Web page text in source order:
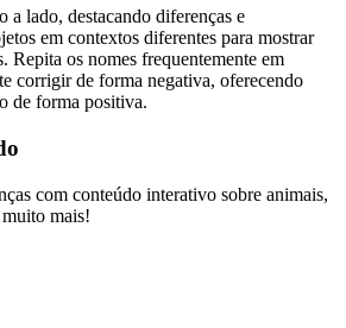
a lado, destacando diferenças e
em contextos diferentes para mostrar
Repita os nomes frequentemente em
corrigir de forma negativa, oferecendo
de forma positiva.
com conteúdo interativo sobre animais,
mais!